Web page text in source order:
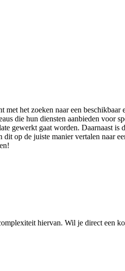
het zoeken naar een beschikbaar
die hun diensten aanbieden voor
gewerkt gaat worden. Daarnaast is
op de juiste manier vertalen naar
hiervan. Wil je direct een